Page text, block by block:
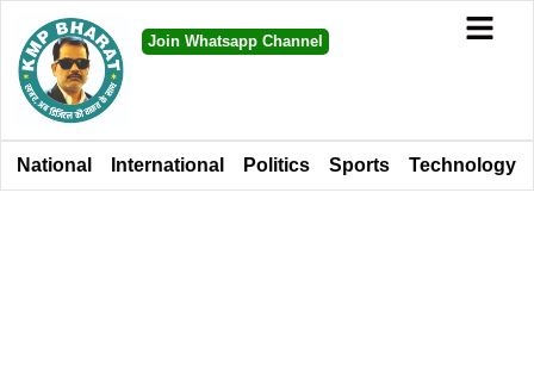
Join Whatsapp Channel
National International Politics Sports Technology